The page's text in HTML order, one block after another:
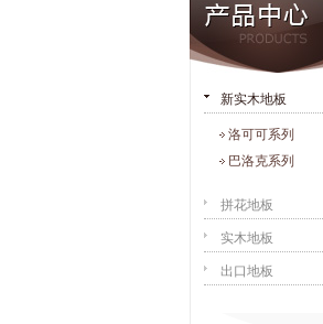
新实木地板
洛可可系列
巴洛克系列
拼花地板
实木地板
出口地板